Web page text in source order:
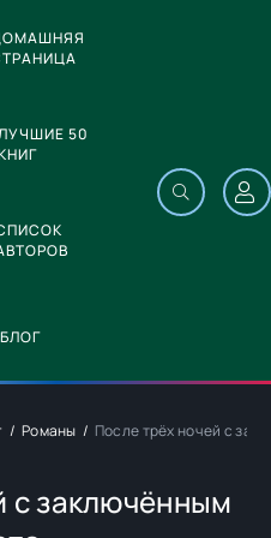
50
БЛОГ
Романы После трёх ночей с
с заключённым